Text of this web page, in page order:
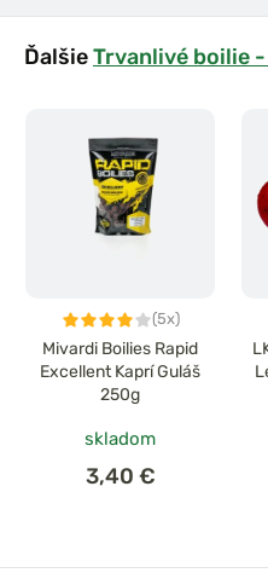
ĎalšieTrvanlivé boilie
(5x)
Mivardi Boilies Rapid
Excellent Kaprí Guláš
250g
skladom
3,40 €